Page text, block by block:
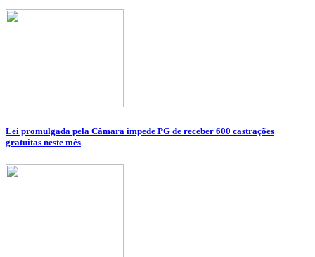
Lei promulgada pela Câmara impede PG de receber 600 castrações
gratuitas neste mês